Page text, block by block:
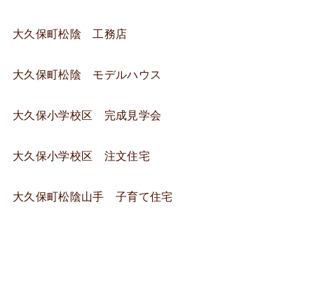
大久保町松陰 工務店
大久保町松陰 モデルハウス
大久保小学校区 完成見学会
大久保小学校区 注文住宅
大久保町松陰山手 子育て住宅